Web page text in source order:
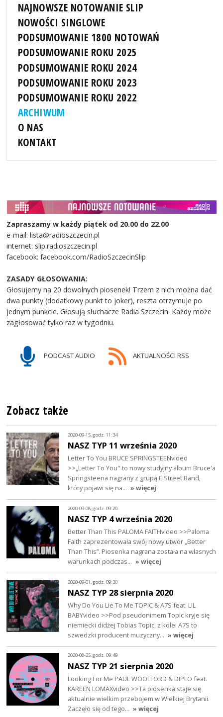
NAJNOWSZE NOTOWANIE SLIP
NOWOŚCI SINGLOWE
PODSUMOWANIE 1800 NOTOWAŃ
PODSUMOWANIE ROKU 2025
PODSUMOWANIE ROKU 2024
PODSUMOWANIE ROKU 2023
PODSUMOWANIE ROKU 2022
ARCHIWUM
O NAS
KONTAKT
Zapraszamy w każdy piątek od 20.00 do 22.00
e-mail: lista@radioszczecin.pl
internet: slip.radioszczecin.pl
facebook: facebook.com/RadioSzczecinSlip
ZASADY GŁOSOWANIA:
Głosujemy na 20 dowolnych piosenek! Trzem z nich można dać
dwa punkty (dodatkowy punkt to joker), reszta otrzymuje po
jednym punkcie. Głosują słuchacze Radia Szczecin. Każdy może
zagłosować tylko raz w tygodniu.
PODCAST AUDIO AKTUALNOŚCI RSS
Zobacz także
2020-09-15, godz. 11:34
NASZ TYP 11 września 2020
Letter To You BRUCE SPRINGSTEENvideo
>>„Letter To You" to nowy studyjny album Bruce'a
Springsteena nagrany z grupą E Street Band,
który pojawi się na… » więcej
2020-09-08, godz. 09:20
NASZ TYP 4 września 2020
Better Than This PALOMA FAITHvideo >>Paloma
Faith zaprezentowała swój nowy utwór „Better
Than This”. Piosenka nagrana została na własnych
warunkach podczas… » więcej
2020-09-01, godz. 09:30
NASZ TYP 28 sierpnia 2020
Why Do You Lie To Me TOPIC & A7S feat. LIL
BABYvideo >>Pod pseudonimem Topic kryje się
niemiecki didżej Tobias Topic, z kolei A7S to
szwedzki producent muzyczny… » więcej
2020-08-25, godz. 09:49
NASZ TYP 21 sierpnia 2020
Looking For Me PAUL WOOLFORD & DIPLO feat.
KAREEN LOMAXvideo >>Ta piosenka staje się
aktualnie wielkim przebojem w Wielkiej Brytanii.
Zaczęło się od tego… » więcej